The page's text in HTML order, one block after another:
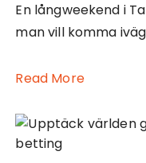
En långweekend i
man vill komma
Read More